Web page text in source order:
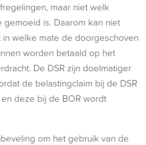
maar niet welk
gemoeid is. Daarom kan niet
welke mate de doorgeschoven
worden betaald op het
De DSR zijn doelmatiger
de belastingclaim bij de DSR
deze bij de BOR wordt
om het gebruik van de